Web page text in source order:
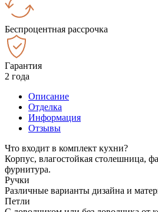
Беспроцентная рассрочка
Гарантия
2 года
Описание
Отделка
Информация
Отзывы
Что входит в комплект кухни?
Корпус, влагостойкая столешница,
фурнитура.
Ручки
Различные варианты дизайна и
Петли